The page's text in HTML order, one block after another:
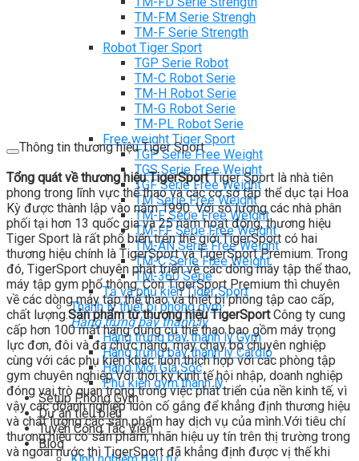
TM-FM Serie Strengh
TM-F Serie Strength
Robot Tiger Sport
TGP Serie Robot
TM-C Robot Serie
TM-H Robot Serie
TM-G Robot Serie
TM-PL Robot Serie
Free weight Tiger Sport
TGP Serie Free Weight
TGS Serie Free Weight
TGF Serie Free Weight
TM Serie Free Weight
TM-F Serie Free Weight
TM-FF Serie Free Weight
TM-AN Serie Free Weight
TM-C Serie Free Weight
TM-360 Serie
Tạ và phụ kiện Tiger Sport
Thanh lý thiết bị phòng gym
Hàng trưng bày thanh lý
Hàng trưng bày thanh lý Gym
Hàng trưng bày thanh lý Cardio
Hàng Mới Giá Sốc
Phụ kiện gym thanh lý
Setup Phòng Gym
Dự án tiêu biểu
Tuyển Cộng Tác Viên
Blog
Thông tin thương hiệu Tiger Sport
Tổng quát về thương hiệu TigerSportTiger Sport là nhà tiên
phong trong lĩnh vực thể thao và các cơ sở tập thể dục tại Hoa
Kỳ được thành lập vào năm 1990. Với số lượng các nhà phân
phối tại hơn 13 quốc gia và 25 năm hoạt động, thương hiệu
Tiger Sport là rất phổ biến trên thế giới.TigerSport có hai
thương hiệu chính là TigerSport và TigerSport Premium. Trong
đó, TigerSport chuyên phát triển về các dòng máy tập thể thao,
máy tập gym phổ thông. Còn TigerSport Premium thì chuyên
về các dòng máy tập thể thao và thiết bị phòng tập cao cấp,
chất lượng.Sản phẩm từ thương hiệu TigerSportCông ty cung
cấp hơn 100 mặt hàng dụng cụ thể thao bao gồm máy trọng
lực đơn, đôi và đa chức năng, máy chạy bộ chuyên nghiệp
cùng với các phụ kiện khác luôn thích hợp với các phòng tập
gym chuyên nghiệp.Với thời kỳ kinh tế hội nhập, doanh nghiệp
đóng vai trò quan trọng trong việc phát triển của nền kinh tế, vì
vậy các doanh nghiệp luôn cố gắng để khẳng định thương hiệu
và chất lượng các sản phẩm hay dịch vụ của mình.Với tiêu chí
thương hiệu có sản phẩm, nhãn hiệu uy tín trên thị trường trong
và ngoài nước thì TigerSport đã khẳng định được vị thế khi